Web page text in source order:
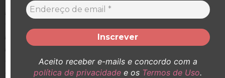
públicos”, comentou Solange.“Temos total consciência
precisa ser reestruturada, porém, com certeza há alternativas
para essa estabilidade sem mexer no bolso e nos direitos dos
nossos trabalhadores. Tudo isso é um verdadeiro
retrocesso!”, finalizou.
Aceito receber e-mails e concordo com a
política de privacidade e os Termos de Uso.